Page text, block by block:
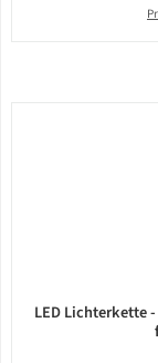
LED Lichterkette